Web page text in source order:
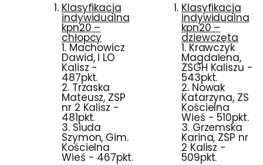
Klasyfikacja
indywidualna
kpn20 –
chłopcy
1. Machowicz
Dawid, I LO
Kalisz -
487pkt.
2. Trzaska
Mateusz, ZSP
nr 2 Kalisz -
481pkt.
3. Siuda
Szymon, Gim.
Kościelna
Wieś - 467pkt.
Klasyfikacja
indywidualna
kpn20 –
dziewczęta
1. Krawczyk
Magdalena,
ZSGH Kaliszu -
543pkt.
2. Nowak
Katarzyna, ZS
Kościelna
Wieś - 510pkt.
3. Grzemska
Karina, ZSP nr
2 Kalisz -
509pkt.